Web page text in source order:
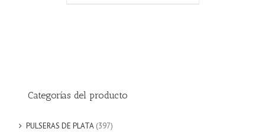
Categorías del producto
PULSERAS DE PLATA (397)